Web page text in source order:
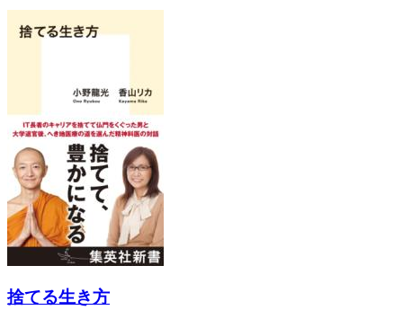
捨てる生き方